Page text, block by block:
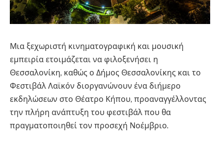
Μια ξεχωριστή κινηματογραφική και μουσική
εμπειρία ετοιμάζεται να φιλοξενήσει η
Θεσσαλονίκη, καθώς ο Δήμος Θεσσαλονίκης και το
Φεστιβάλ Λαϊκόν διοργανώνουν ένα διήμερο
εκδηλώσεων στο Θέατρο Κήπου, προαναγγέλλοντας
την πλήρη ανάπτυξη του φεστιβάλ που θα
πραγματοποιηθεί τον προσεχή Νοέμβριο.